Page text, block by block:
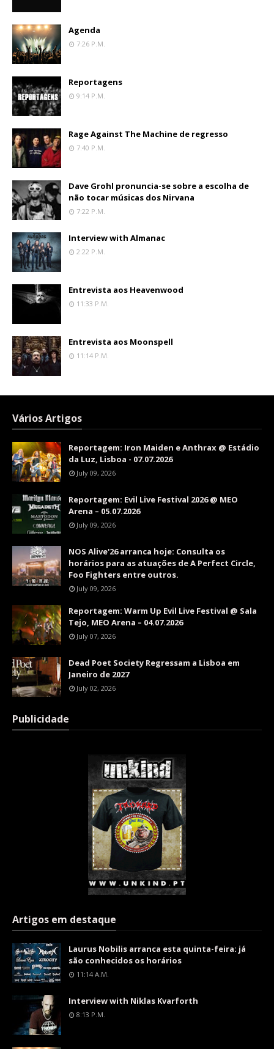
Agenda
7:26 P.m.
Reportagens
9:14 P.m.
Rage Against The Machine de regresso
7:40 P.m.
Dave Grohl pronuncia-se sobre a escolha de
não tocar músicas dos Nirvana
7:22 P.m.
Interview with Almanac
2:22 P.m.
Entrevista aos Heavenwood
11:33 P.m.
Entrevista aos Moonspell
11:14 P.m.
Vários Artigos
Reportagem: Iron Maiden e Anthrax @ Estádio
da Luz, Lisboa - 07.07.2026
July 09, 2026
Reportagem: Evil Live Festival 2026 @ MEO
Arena – 05.07.2026
July 09, 2026
NOS Alive'26 arranca hoje: Consulta os
horários para as atuações de A Perfect Circle,
Foo Fighters entre outros.
July 09, 2026
Reportagem: Warm Up Evil Live Festival @ Sala
Tejo, MEO Arena – 04.07.2026
July 07, 2026
Dead Poet Society Regressam a Lisboa em
Janeiro de 2027
July 02, 2026
Publicidade
Artigos em destaque
Laurus Nobilis arranca esta quinta-feira: já
são conhecidos os horários
11:14 A.m.
Interview with Niklas Kvarforth
8:13 P.m.